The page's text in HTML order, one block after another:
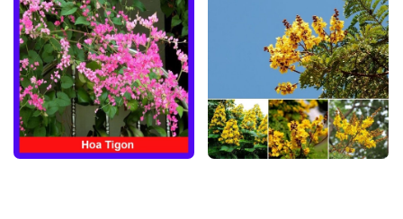
Là một loại cây có hoa màu hồng phớt với dáng hoa
giống chiếc kèn, có lẽ từ đó mà chúng có tên gọi là cây
kèn hồng. Kèn hồng là một trong những cây cảnh trong
đô thị đang trở nên phổ biến.